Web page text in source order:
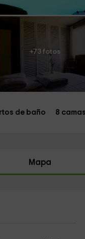
+73 fotos
de baño 8 camas
Mapa